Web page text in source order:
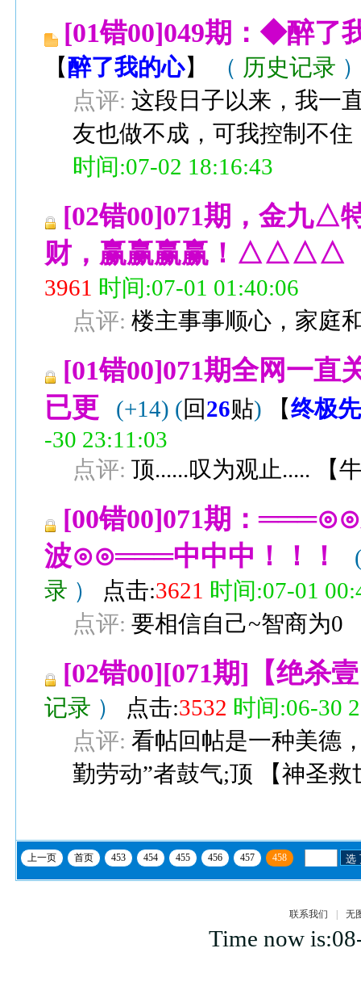
[01错00]049期：◆醉
【醉了我的心】 （ 历史记录
点评: 这段日子以来，我一
友也做不成，可我控制不
时间:07-02 18:16:43
[02错00]071期，金
财，赢赢赢赢！△△△△
3961 时间:07-01 01:40:06
点评: 楼主事事顺心，家庭
[01错00]071期全网一直
已更
(+14) (回26贴) 【终极
-30 23:11:03
点评: 顶......叹为观止..... 【
[00错00]071期：
波⊙⊙═══中中中！！！
录 ） 点击:3621 时间:07-01
点评: 要相信自己~智商为0
[02错00][071期]【绝杀
记录 ） 点击:3532 时间:06-30
点评: 看帖回帖是一种美德
勤劳动”者鼓气;顶
【神圣救
上一页 首页 453 454 455 456 457 458 选
联系我们 无
Time now